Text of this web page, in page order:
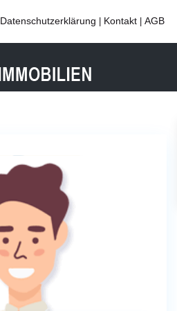
Datenschutzerklärung Kontakt AGB